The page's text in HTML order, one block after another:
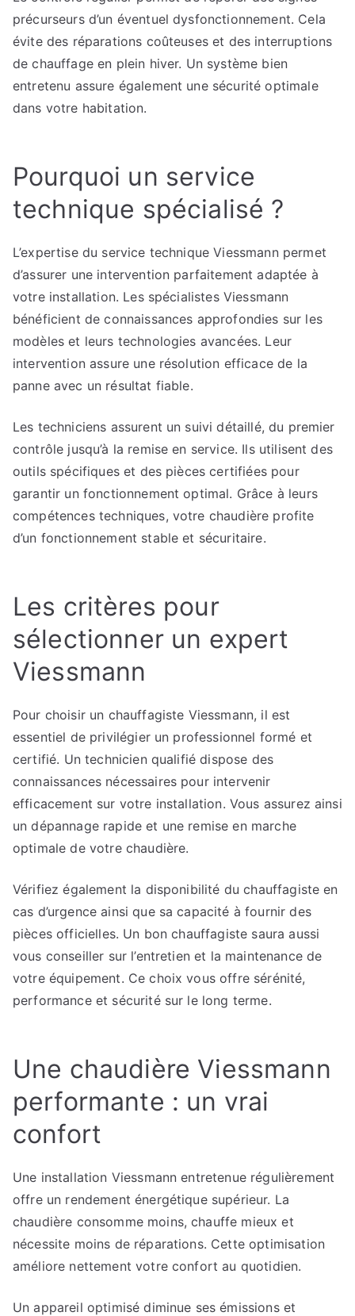
précurseurs d’un éventuel dysfonctionnement. Cela
évite des réparations coûteuses et des interruptions
de chauffage en plein hiver. Un système bien
entretenu assure également une sécurité optimale
dans votre habitation.
Pourquoi un service
technique spécialisé ?
L’expertise du service technique Viessmann permet
d’assurer une intervention parfaitement adaptée à
votre installation. Les spécialistes Viessmann
bénéficient de connaissances approfondies sur les
modèles et leurs technologies avancées. Leur
intervention assure une résolution efficace de la
panne avec un résultat fiable.
Les techniciens assurent un suivi détaillé, du premier
contrôle jusqu’à la remise en service. Ils utilisent des
outils spécifiques et des pièces certifiées pour
garantir un fonctionnement optimal. Grâce à leurs
compétences techniques, votre chaudière profite
d’un fonctionnement stable et sécuritaire.
Les critères pour
sélectionner un expert
Viessmann
Pour choisir un chauffagiste Viessmann, il est
essentiel de privilégier un professionnel formé et
certifié. Un technicien qualifié dispose des
connaissances nécessaires pour intervenir
efficacement sur votre installation. Vous assurez ainsi
un dépannage rapide et une remise en marche
optimale de votre chaudière.
Vérifiez également la disponibilité du chauffagiste en
cas d’urgence ainsi que sa capacité à fournir des
pièces officielles. Un bon chauffagiste saura aussi
vous conseiller sur l’entretien et la maintenance de
votre équipement. Ce choix vous offre sérénité,
performance et sécurité sur le long terme.
Une chaudière Viessmann
performante : un vrai
confort
Une installation Viessmann entretenue régulièrement
offre un rendement énergétique supérieur. La
chaudière consomme moins, chauffe mieux et
nécessite moins de réparations. Cette optimisation
améliore nettement votre confort au quotidien.
Un appareil optimisé diminue ses émissions et